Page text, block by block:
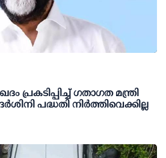
പ്രകടിപ്പിച്ച് ഗതാഗത മന്ത്രി
പദ്ധതി നിര്‍ത്തിവെക്കില്ല